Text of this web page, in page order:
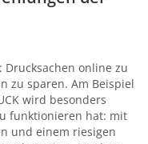
Drucksachen online zu
zu sparen. Am Beispiel
wird besonders
funktionieren hat: mit
und einem riesigen